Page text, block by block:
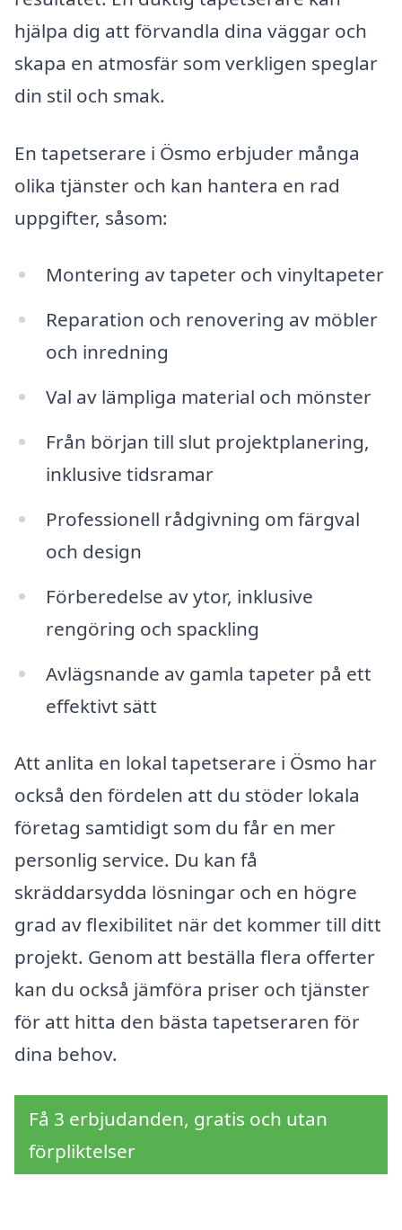
hjälpa dig att förvandla dina väggar och
skapa en atmosfär som verkligen speglar
din stil och smak.
En tapetserare i Ösmo erbjuder många
olika tjänster och kan hantera en rad
uppgifter, såsom:
Montering av tapeter och vinyltapeter
Reparation och renovering av möbler
och inredning
Val av lämpliga material och mönster
Från början till slut projektplanering,
inklusive tidsramar
Professionell rådgivning om färgval
och design
Förberedelse av ytor, inklusive
rengöring och spackling
Avlägsnande av gamla tapeter på ett
effektivt sätt
Att anlita en lokal tapetserare i Ösmo har
också den fördelen att du stöder lokala
företag samtidigt som du får en mer
personlig service. Du kan få
skräddarsydda lösningar och en högre
grad av flexibilitet när det kommer till ditt
projekt. Genom att beställa flera offerter
kan du också jämföra priser och tjänster
för att hitta den bästa tapetseraren för
dina behov.
Få 3 erbjudanden, gratis och utan
förpliktelser